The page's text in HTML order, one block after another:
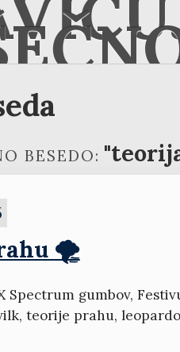
BESEDO:
🌪️
Spectrum gumbov,
teorije prahu,